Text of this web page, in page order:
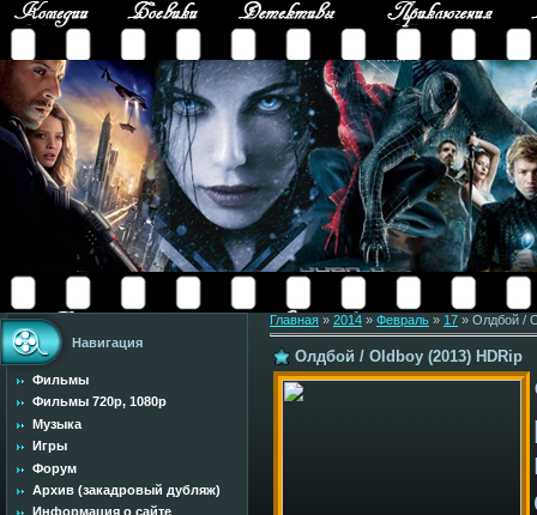
Навигация
Фильмы
Фильмы 720p, 1080p
Музыка
Игры
Форум
Архив (закадровый дубляж)
Информация о сайте
Главная » 2014 » Февраль » 17 » Олдбой /
Олдбой / Oldboy (2013) HDRip